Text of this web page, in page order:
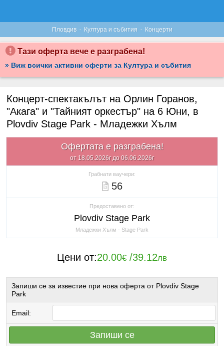
Пловдив · Култура и събития · Концерти
Тази оферта вече е разграбена!
» Виж всички активни оферти за Култура и събития
Концерт-спектакълът на Орлин Горанов,
"Акага" и "Тайният оркестър" на 6 Юни, в
Plovdiv Stage Park - Младежки Хълм
Офертата е разграбена!
от 18.05.2026г до 06.06.2026г
Грабнати ваучери:
56
Предоставено от:
Plovdiv Stage Park
Младежки Хълм - Stage Park
Цени от:20.00€ /39.12лв
Запиши се за известие при нова оферта от Plovdiv Stage
Park
Email:
Запиши се